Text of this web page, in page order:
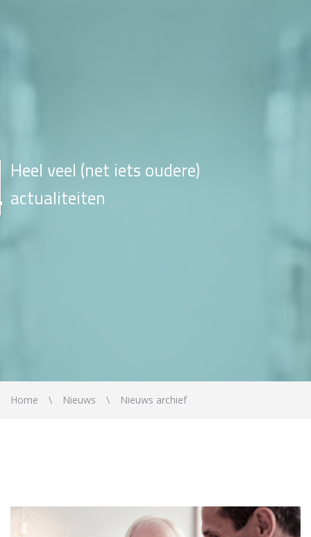
Heel veel (net iets oudere)
actualiteiten
Home Nieuws Nieuws archief